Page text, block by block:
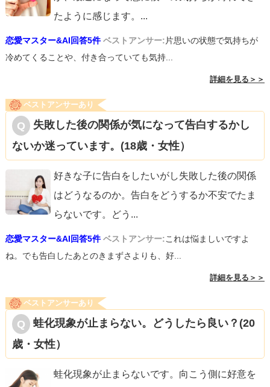
たように感じます。 ...
恋愛マスター&AI回答5件 ベストアンサー:片思いの状態で気持ちが
冷めてくることや、付き合っていても気持...
詳細を見る＞＞
ベストアンサーあり
失敗した後の関係が気になって告白するかし
ないか迷っています。(18歳・女性）
好きな子に告白をしたいがし失敗した後の関係
はどうなるのか。告白をどうするか不安でたま
らないです。どう ...
恋愛マスター&AI回答5件 ベストアンサー:これは悩ましいですよ
ね。でも告白したあとのきまずさよりも、好...
詳細を見る＞＞
ベストアンサーあり
蛙化現象が止まらない。どうしたら良い？(20
歳・女性）
蛙化現象が止まらないです。向こう側に好意を